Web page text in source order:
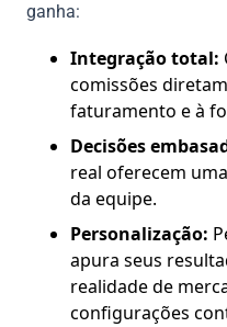
ganha:
Integração total:
comissões
faturamento e à
Decisões
real oferecem
da equipe.
Personalização:
apura seus
realidade de
configurações